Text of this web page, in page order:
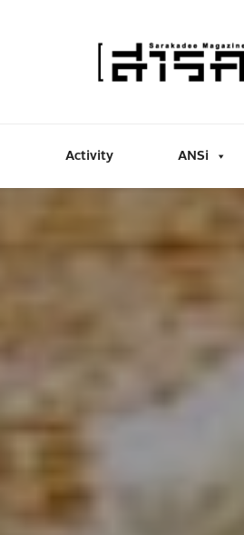
Activity ANSi